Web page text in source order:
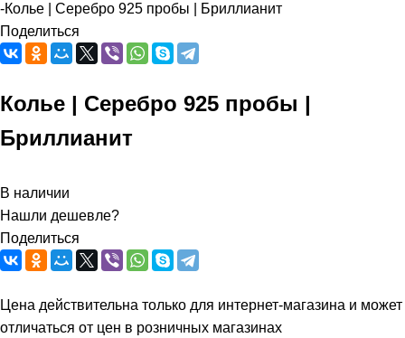
-Колье | Серебро 925 пробы | Бриллианит
Поделиться
Колье | Серебро 925 пробы |
Бриллианит
В наличии
Нашли дешевле?
Поделиться
Цена действительна только для интернет-магазина и может
отличаться от цен в розничных магазинах